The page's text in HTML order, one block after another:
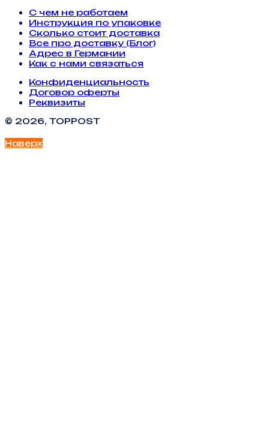
С чем не работаем
Инструкция по упаковке
Сколько стоит доставка
Все про доставку (Блог)
Адрес в Германии
Как с нами связаться
Конфиденциальность
Договор оферты
Реквизиты
© 2026, TOPPOST
Наверх